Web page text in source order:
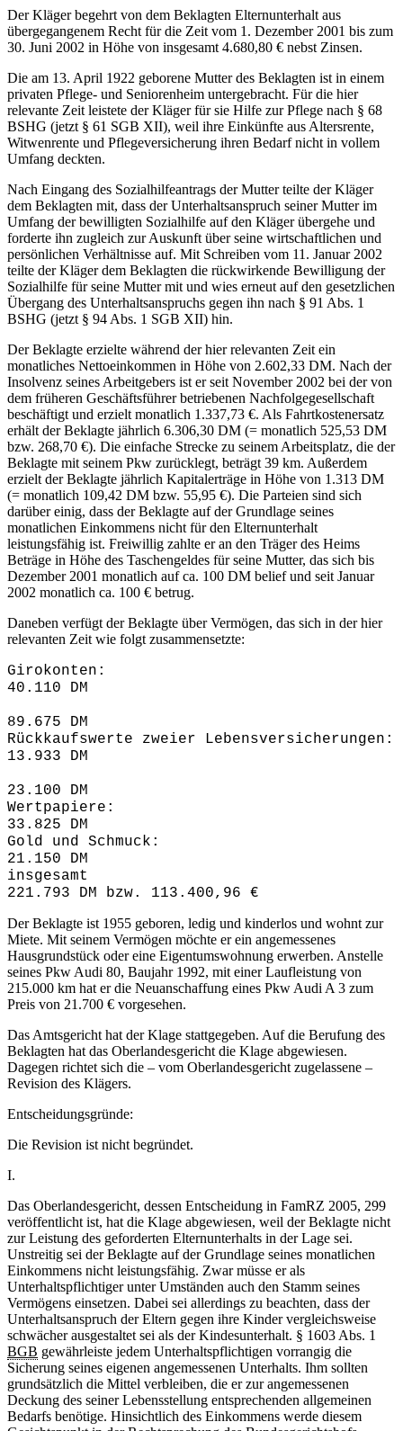
Der Kläger begehrt von dem Beklagten Elternunterhalt aus
übergegangenem Recht für die Zeit vom 1. Dezember 2001 bis zum
30. Juni 2002 in Höhe von insgesamt 4.680,80 € nebst Zinsen.
Die am 13. April 1922 geborene Mutter des Beklagten ist in einem
privaten Pflege- und Seniorenheim untergebracht. Für die hier
relevante Zeit leistete der Kläger für sie Hilfe zur Pflege nach § 68
BSHG (jetzt § 61 SGB XII), weil ihre Einkünfte aus Altersrente,
Witwenrente und Pflegeversicherung ihren Bedarf nicht in vollem
Umfang deckten.
Nach Eingang des Sozialhilfeantrags der Mutter teilte der Kläger
dem Beklagten mit, dass der Unterhaltsanspruch seiner Mutter im
Umfang der bewilligten Sozialhilfe auf den Kläger übergehe und
forderte ihn zugleich zur Auskunft über seine wirtschaftlichen und
persönlichen Verhältnisse auf. Mit Schreiben vom 11. Januar 2002
teilte der Kläger dem Beklagten die rückwirkende Bewilligung der
Sozialhilfe für seine Mutter mit und wies erneut auf den gesetzlichen
Übergang des Unterhaltsanspruchs gegen ihn nach § 91 Abs. 1
BSHG (jetzt § 94 Abs. 1 SGB XII) hin.
Der Beklagte erzielte während der hier relevanten Zeit ein
monatliches Nettoeinkommen in Höhe von 2.602,33 DM. Nach der
Insolvenz seines Arbeitgebers ist er seit November 2002 bei der von
dem früheren Geschäftsführer betriebenen Nachfolgegesellschaft
beschäftigt und erzielt monatlich 1.337,73 €. Als Fahrtkostenersatz
erhält der Beklagte jährlich 6.306,30 DM (= monatlich 525,53 DM
bzw. 268,70 €). Die einfache Strecke zu seinem Arbeitsplatz, die der
Beklagte mit seinem Pkw zurücklegt, beträgt 39 km. Außerdem
erzielt der Beklagte jährlich Kapitalerträge in Höhe von 1.313 DM
(= monatlich 109,42 DM bzw. 55,95 €). Die Parteien sind sich
darüber einig, dass der Beklagte auf der Grundlage seines
monatlichen Einkommens nicht für den Elternunterhalt
leistungsfähig ist. Freiwillig zahlte er an den Träger des Heims
Beträge in Höhe des Taschengeldes für seine Mutter, das sich bis
Dezember 2001 monatlich auf ca. 100 DM belief und seit Januar
2002 monatlich ca. 100 € betrug.
Daneben verfügt der Beklagte über Vermögen, das sich in der hier
relevanten Zeit wie folgt zusammensetzte:
Girokonten:
40.110 DM
89.675 DM
Rückkaufswerte zweier Lebensversicherungen:
13.933 DM
23.100 DM
Wertpapiere:
33.825 DM
Gold und Schmuck:
21.150 DM
insgesamt
221.793 DM bzw. 113.400,96 €
Der Beklagte ist 1955 geboren, ledig und kinderlos und wohnt zur
Miete. Mit seinem Vermögen möchte er ein angemessenes
Hausgrundstück oder eine Eigentumswohnung erwerben. Anstelle
seines Pkw Audi 80, Baujahr 1992, mit einer Laufleistung von
215.000 km hat er die Neuanschaffung eines Pkw Audi A 3 zum
Preis von 21.700 € vorgesehen.
Das Amtsgericht hat der Klage stattgegeben. Auf die Berufung des
Beklagten hat das Oberlandesgericht die Klage abgewiesen.
Dagegen richtet sich die – vom Oberlandesgericht zugelassene –
Revision des Klägers.
Entscheidungsgründe:
Die Revision ist nicht begründet.
I.
Das Oberlandesgericht, dessen Entscheidung in FamRZ 2005, 299
veröffentlicht ist, hat die Klage abgewiesen, weil der Beklagte nicht
zur Leistung des geforderten Elternunterhalts in der Lage sei.
Unstreitig sei der Beklagte auf der Grundlage seines monatlichen
Einkommens nicht leistungsfähig. Zwar müsse er als
Unterhaltspflichtiger unter Umständen auch den Stamm seines
Vermögens einsetzen. Dabei sei allerdings zu beachten, dass der
Unterhaltsanspruch der Eltern gegen ihre Kinder vergleichsweise
schwächer ausgestaltet sei als der Kindesunterhalt. § 1603 Abs. 1
BGB gewährleiste jedem Unterhaltspflichtigen vorrangig die
Sicherung seines eigenen angemessenen Unterhalts. Ihm sollten
grundsätzlich die Mittel verbleiben, die er zur angemessenen
Deckung des seiner Lebensstellung entsprechenden allgemeinen
Bedarfs benötige. Hinsichtlich des Einkommens werde diesem